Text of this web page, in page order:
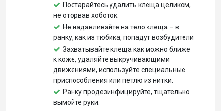
Постарайтесь удалить клеща целиком,
не оторвав хоботок.
Не надавливайте на тело клеща – в
ранку, как из тюбика, попадут возбудители
Захватывайте клеща как можно ближе
к коже, удаляйте выкручивающими
движениями, используйте специальные
приспособления или петлю из нитки.
Ранку продезинфицируйте, тщательно
вымойте руки.